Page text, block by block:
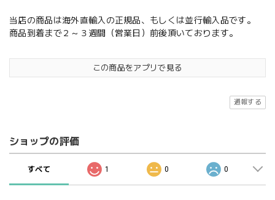
当店の商品は海外直輸入の正規品、もしくは並行輸入品です。
商品到着まで２～３週間（営業日）前後頂いております。
この商品をアプリで見る
通報する
ショップの評価
すべて 1 0 0